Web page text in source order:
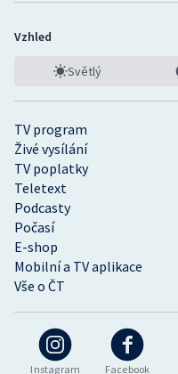
Instagram Facebook
TV program
Živé vysílání
TV poplatky
Teletext
Podcasty
Počasí
E-shop
Mobilní a TV aplikace
Vše o ČT
Vzhled
Světlý